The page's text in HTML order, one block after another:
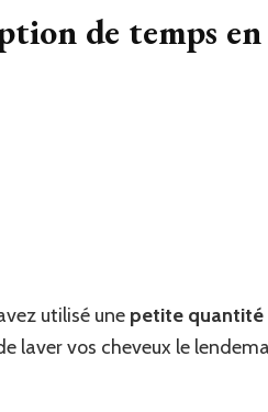
de temps en
utilisé une petite quantité
laver vos cheveux le